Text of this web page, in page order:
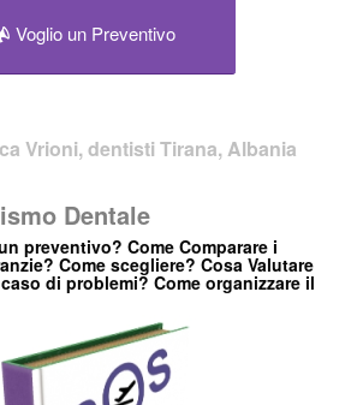
Voglio un Preventivo
Vrioni, dentisti Tirana, Albania
Dentale
preventivo? Come Comparare i
Come scegliere? Cosa Valutare
di problemi? Come organizzare il